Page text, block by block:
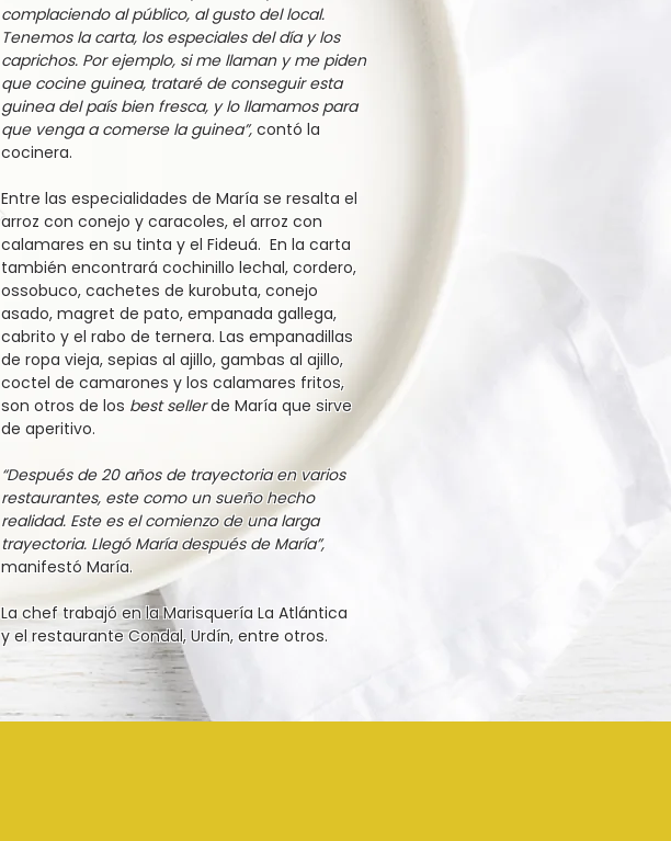
complaciendo al público, al gusto del local.
Tenemos la carta, los especiales del día y los
caprichos. Por ejemplo, si me llaman y me piden
que cocine guinea, trataré de conseguir esta
guinea del país bien fresca, y lo llamamos para
que venga a comerse la guinea”, contó la
cocinera.
Entre las especialidades de María se resalta el
arroz con conejo y caracoles, el arroz con
calamares en su tinta y el Fideuá. En la carta
también encontrará cochinillo lechal, cordero,
ossobuco, cachetes de kurobuta, conejo
asado, magret de pato, empanada gallega,
cabrito y el rabo de ternera. Las empanadillas
de ropa vieja, sepias al ajillo, gambas al ajillo,
coctel de camarones y los calamares fritos,
son otros de los best sellerde María que sirve
de aperitivo.
“Después de 20 años de trayectoria en varios
restaurantes, este como un sueño hecho
realidad. Este es el comienzo de una larga
trayectoria. Llegó María después de María”,
manifestó María.
La chef trabajó en la Marisquería La Atlántica
y el restaurante Condal, Urdín, entre otros.